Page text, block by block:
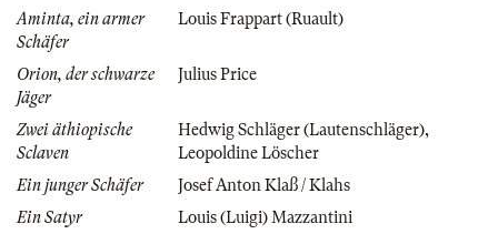
Aminta, ein armer
Schäfer
Louis Frappart (Ruault)
Orion, der schwarze
Jäger
Julius Price
Zwei äthiopische
Sclaven
Hedwig Schläger (Lautenschläger),
Leopoldine Löscher
Ein junger Schäfer
Josef Anton Klaß / Klahs
Ein Satyr
Louis (Luigi) Mazzantini